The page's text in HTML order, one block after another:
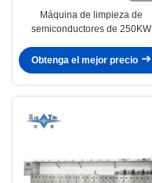
Máquina de limpieza de
semiconductores de 250KW
limpieza ultrasónica
Obtenga el mejor precio